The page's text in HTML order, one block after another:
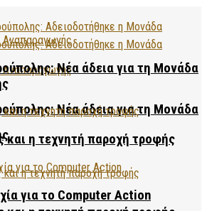
Νέα άδεια για τη Μονάδα
Νέα άδεια για τη Μονάδα
η τεχνητή παροχή τροφής
για το Computer Action